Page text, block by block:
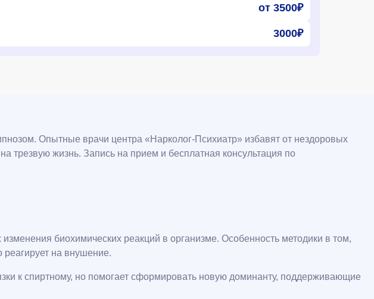
от 3500₽
3000₽
Опытные врачи центра «Нарколог-Психиатр» избавят от нездоровых
трезвую жизнь. Запись на прием и бесплатная консультация по
биохимических реакций в организме. Особенность методики в том,
реагирует на внушение.
к спиртному, но помогает сформировать новую доминанту, поддерживающие